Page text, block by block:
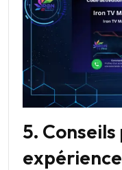
5. Conseils